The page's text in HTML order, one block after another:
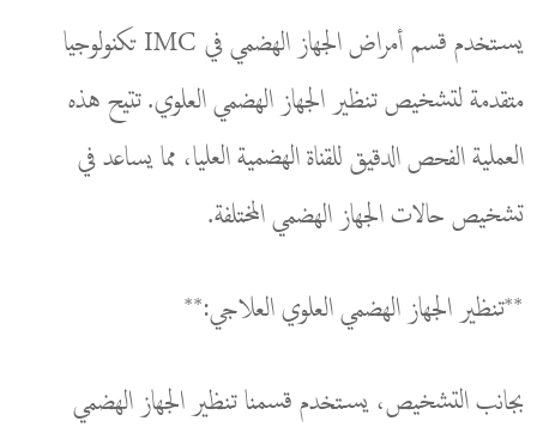
يستخدم قسم أمراض الجهاز الهضمي في IMC تكنولوجيا
متقدمة لتشخيص تنظير الجهاز الهضمي العلوي. تتيح هذه
العملية الفحص الدقيق للقناة الهضمية العليا، مما يساعد في
تشخيص حالات الجهاز الهضمي المختلفة.
**تنظير الجهاز الهضمي العلوي العلاجي:**
بجانب التشخيص، يستخدم قسمنا تنظير الجهاز الهضمي